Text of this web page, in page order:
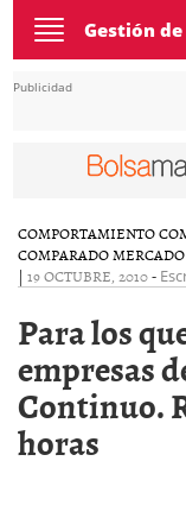
Toggle
navigation
Gestión
Publicidad
COMPORTAMIENTO
COMPARADO
| 19 OCTUBRE, 2010-
Para los
empresas
Continuo.
horas